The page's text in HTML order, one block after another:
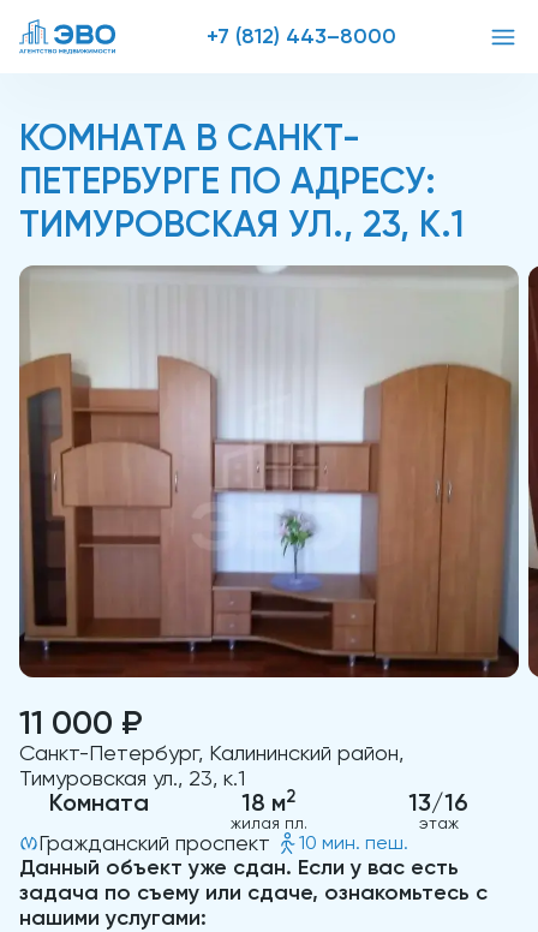
+7 (812) 443–8000
КОМНАТА В САНКТ-
ПЕТЕРБУРГЕ ПО АДРЕСУ:
ТИМУРОВСКАЯ УЛ., 23, К.1
11 000 ₽
Санкт-Петербург, Калининский район,
Тимуровская ул., 23, к.1
Комната 18 м2
жилая пл.
13/16
этаж
Гражданский проспект 10 мин. пеш.
Данный объект уже сдан. Если у вас есть
задача по съему или сдаче, ознакомьтесь с
нашими услугами: